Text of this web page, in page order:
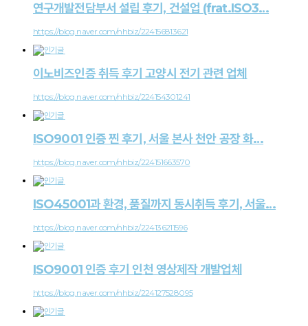
연구개발전담부서 설립 후기, 건설업 (frat.ISO3…
https://blog.naver.com/nhbiz/224156813621
이노비즈인증 취득 후기 고양시 전기 관련 업체
https://blog.naver.com/nhbiz/224154301241
ISO9001 인증 찐 후기, 서울 본사 천안 공장 화…
https://blog.naver.com/nhbiz/224151663570
ISO45001과 환경, 품질까지 동시취득 후기, 서울…
https://blog.naver.com/nhbiz/224136211596
ISO9001 인증 후기 인천 영상제작 개발업체
https://blog.naver.com/nhbiz/224127528095